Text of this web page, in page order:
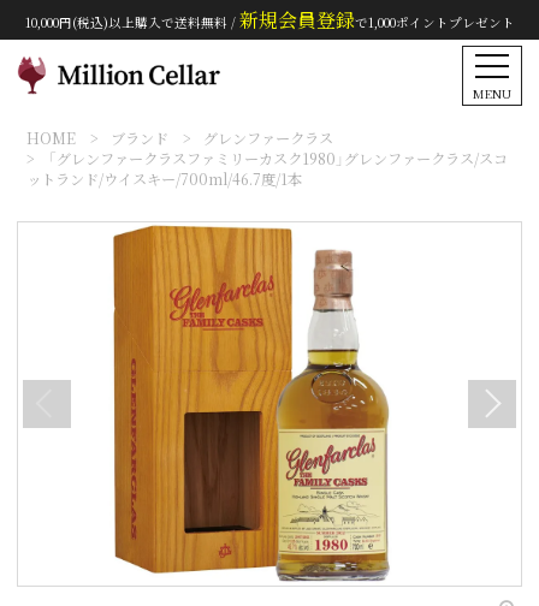
10,000円(税込)以上購入で送料無料 / 新規会員登録で1,000ポイントプレゼント
MENU
HOME ブランド
グレンファークラス
「グレンファークラスファミリーカスク1980」グレンファークラス/スコ
ットランド/ウイスキー/700ml/46.7度/1本